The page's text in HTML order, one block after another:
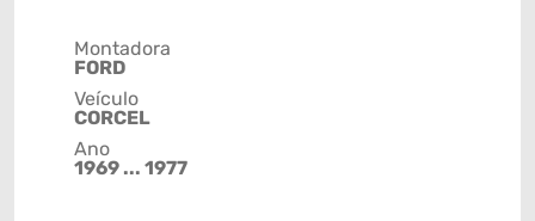
Montadora
FORD
Veículo
CORCEL
Ano
1969 ... 1977